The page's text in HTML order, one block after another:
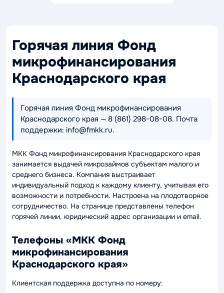
Горячая линия Фонд
микрофинансирования
Краснодарского края
Горячая линия Фонд микрофинансирования
Краснодарского края — 8 (861) 298-08-08. Почта
поддержки: info@fmkk.ru.
МКК Фонд микрофинансирования Краснодарского края
занимается выдачей микрозаймов субъектам малого и
среднего бизнеса. Компания выстраивает
индивидуальный подход к каждому клиенту, учитывая его
возможности и потребности. Настроена на плодотворное
сотрудничество. На странице представлены телефон
горячей линии, юридический адрес организации и email.
Телефоны «МКК Фонд
микрофинансирования
Краснодарского края»
Клиентская поддержка доступна по номеру: